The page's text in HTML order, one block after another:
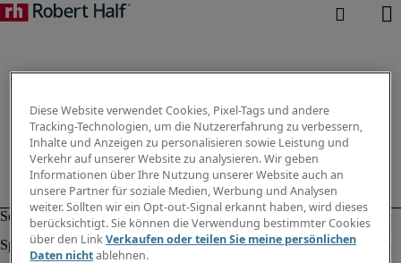
Diese Website verwendet Cookies, Pixel-Tags und andere
Tracking-Technologien, um die Nutzererfahrung zu verbessern,
Inhalte und Anzeigen zu personalisieren sowie Leistung und
Verkehr auf unserer Website zu analysieren. Wir geben
Informationen über Ihre Nutzung unserer Website auch an
unsere Partner für soziale Medien, Werbung und Analysen
weiter. Sollten wir ein Opt-out-Signal erkannt haben, wird dieses
berücksichtigt. Sie können die Verwendung bestimmter Cookies
über den LinkVerkaufen oder teilen Sie meine persönlichen
Daten nichtablehnen.